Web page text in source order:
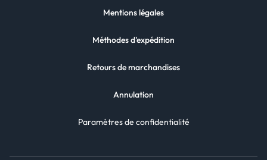
Mentions légales
Méthodes d'expédition
Retours de marchandises
Annulation
Paramètres de confidentialité